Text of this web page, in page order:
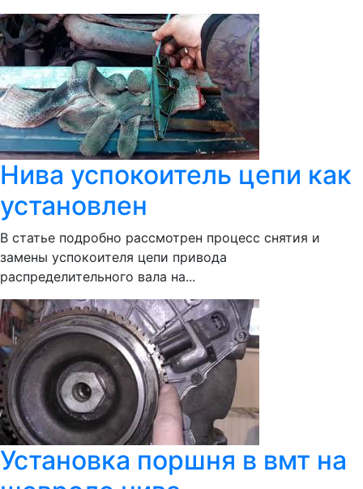
Нива успокоитель цепи как
установлен
В статье подробно рассмотрен процесс снятия и
замены успокоителя цепи привода
распределительного вала на...
Установка поршня в вмт на